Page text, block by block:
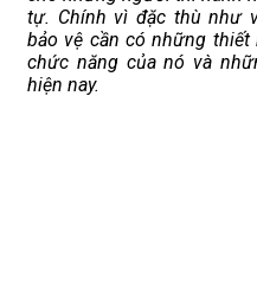
tự. Chính vì đặc thù như
bảo vệ cần có những
chức năng của nó và
hiện nay.